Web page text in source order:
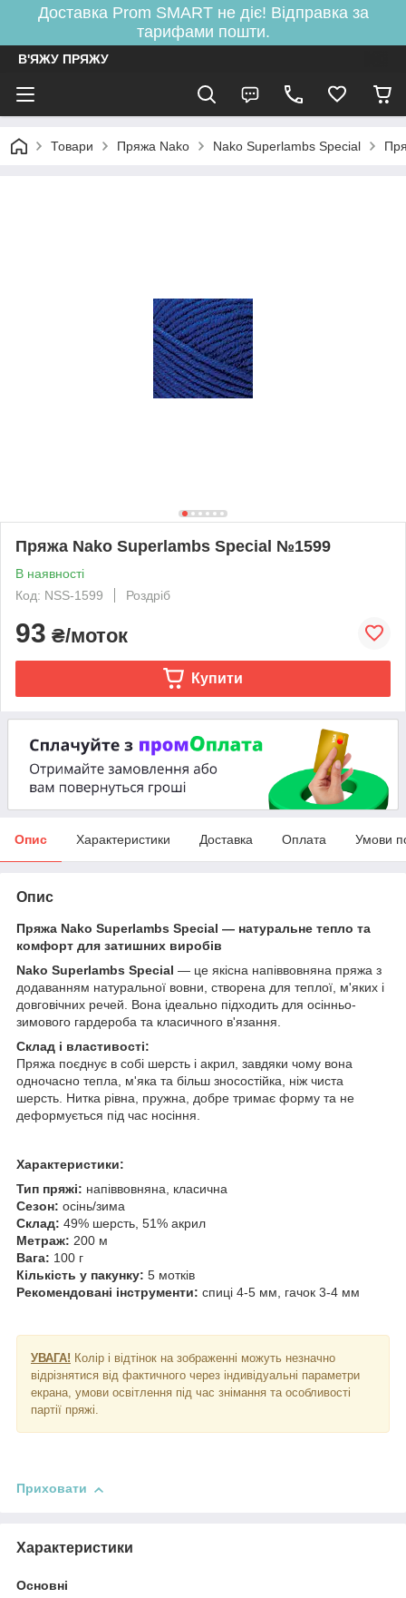
Доставка Prom SMART не діє! Відправка за
тарифами пошти.
В'ЯЖУ ПРЯЖУ
Товари Пряжа Nako Nako Superlambs Special
Пряжа Nako Superlambs Special №1599
В наявності
Код: NSS-1599
Роздріб
93 ₴/моток
Купити
Опис Характеристики Доставка Оплата Умови
Опис
Пряжа Nako Superlambs Special — натуральне тепло та
комфорт для затишних виробів
Nako Superlambs Special — це якісна напіввовняна пряжа з
додаванням натуральної вовни, створена для теплої, м'яких і
довговічних речей. Вона ідеально підходить для осінньо-
зимового гардероба та класичного в'язання.
Склад і властивості:
Пряжа поєднує в собі шерсть і акрил, завдяки чому вона
одночасно тепла, м'яка та більш зносостійка, ніж чиста
шерсть. Нитка рівна, пружна, добре тримає форму та не
деформується під час носіння.
Характеристики:
Тип пряжі: напіввовняна, класична
Сезон: осінь/зима
Склад: 49% шерсть, 51% акрил
Метраж: 200 м
Вага: 100 г
Кількість у пакунку: 5 мотків
Рекомендовані інструменти: спиці 4-5 мм, гачок 3-4 мм
УВАГА! Колір і відтінок на зображенні можуть незначно
відрізнятися від фактичного через індивідуальні параметри
екрана, умови освітлення під час знімання та особливості
партії пряжі.
Приховати
Характеристики
Основні